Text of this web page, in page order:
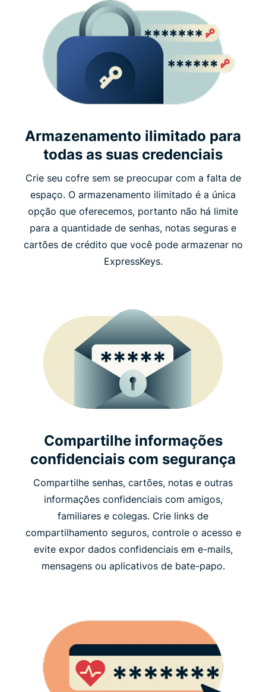
Armazenamento ilimitado para
todas as suas credenciais
Crie seu cofre sem se preocupar com a falta de
espaço. O armazenamento ilimitado é a única
opção que oferecemos, portanto não há limite
para a quantidade de senhas, notas seguras e
cartões de crédito que você pode armazenar no
ExpressKeys.
Compartilhe informações
confidenciais com segurança
Compartilhe senhas, cartões, notas e outras
informações confidenciais com amigos,
familiares e colegas. Crie links de
compartilhamento seguros, controle o acesso e
evite expor dados confidenciais em e-mails,
mensagens ou aplicativos de bate-papo.